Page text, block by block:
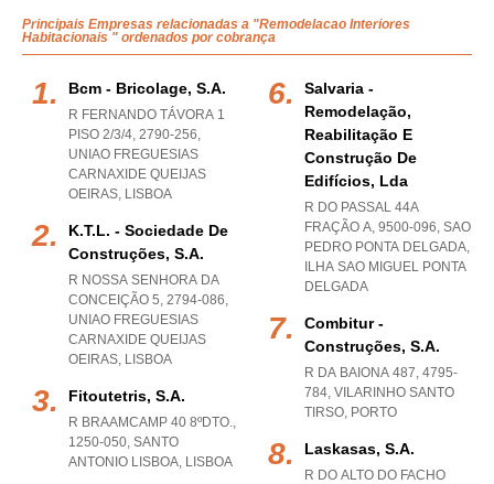
Principais Empresas relacionadas a "Remodelacao Interiores
Habitacionais " ordenados por cobrança
Bcm - Bricolage, S.a.
R FERNANDO TÁVORA 1
PISO 2/3/4, 2790-256,
UNIAO FREGUESIAS
CARNAXIDE QUEIJAS
OEIRAS, LISBOA
K.t.l. - Sociedade De
Construções, S.a.
R NOSSA SENHORA DA
CONCEIÇÃO 5, 2794-086,
UNIAO FREGUESIAS
CARNAXIDE QUEIJAS
OEIRAS, LISBOA
Fitoutetris, S.a.
R BRAAMCAMP 40 8ºDTO.,
1250-050, SANTO
ANTONIO LISBOA, LISBOA
Salvaria -
Remodelação,
Reabilitação E
Construção De
Edifícios, Lda
R DO PASSAL 44A
FRAÇÃO A, 9500-096, SAO
PEDRO PONTA DELGADA,
ILHA SAO MIGUEL PONTA
DELGADA
Combitur -
Construções, S.a.
R DA BAIONA 487, 4795-
784, VILARINHO SANTO
TIRSO, PORTO
Laskasas, S.a.
R DO ALTO DO FACHO